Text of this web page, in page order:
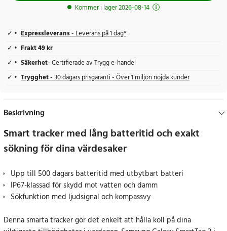
Kommer i lager 2026-08-14
Expressleverans- Leverans på 1 dag*
Frakt 49 kr
Säkerhet- Certifierade av Trygg e-handel
Trygghet- 30 dagars prisgaranti - Över 1 miljon nöjda kunder
Beskrivning
Smart tracker med lång batteritid och exakt
sökning för dina värdesaker
Upp till 500 dagars batteritid med utbytbart batteri
IP67-klassad för skydd mot vatten och damm
Sökfunktion med ljudsignal och kompassvy
Denna smarta tracker gör det enkelt att hålla koll på dina